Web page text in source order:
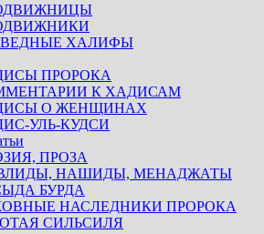
ХАЛИФЫ
ПРОРОКА
К ХАДИСАМ
О ЖЕНЩИНАХ
УЛЬ-КУДСИ
ПРОЗА
НАШИДЫ, МЕНАДЖАТЫ
БУРДА
НАСЛЕДНИКИ ПРОРОКА
СИЛЬСИЛЯ